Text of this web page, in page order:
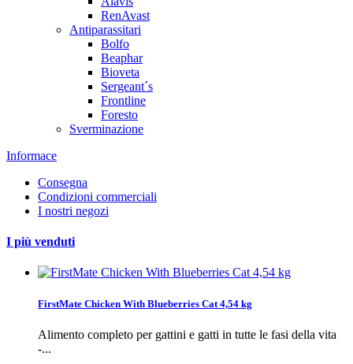
RenAvast
Antiparassitari
Bolfo
Beaphar
Bioveta
Sergeant´s
Frontline
Foresto
Sverminazione
Informace
Consegna
Condizioni commerciali
I nostri negozi
I più venduti
FirstMate Chicken With Blueberries Cat 4,54 kg
Alimento completo per gattini e gatti in tutte le fasi della vita
-...